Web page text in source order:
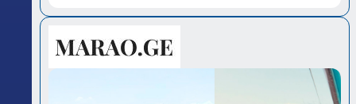
სალომე ახვლედიანის რჩევები